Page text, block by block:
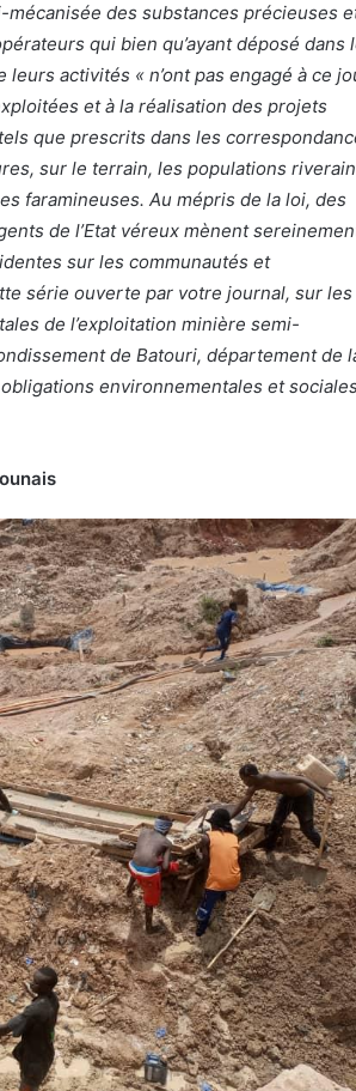
mécanisée des substances précieuses
qui bien qu’ayant déposé dans
activités « n’ont pas engagé à ce
et à la réalisation des projets
que prescrits dans les
sur le terrain, les populations
faramineuses. Au mépris de la loi, des
de l’Etat véreux mènent
sur les communautés et
série ouverte par votre journal, sur les
de l’exploitation minière semi-
de Batouri, département de
environnementales et sociales